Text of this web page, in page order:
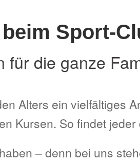
Sport-
die ganze
Alters ein vielfältiges
Kursen. So findet
– denn bei uns